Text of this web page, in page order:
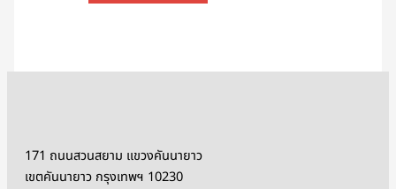
171 ถนนสวนสยาม แขวงคันนายาว
เขตคันนายาว กรุงเทพฯ 10230